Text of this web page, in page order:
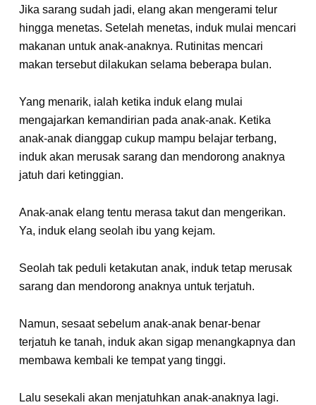
Jika sarang sudah jadi, elang akan mengerami telur
hingga menetas. Setelah menetas, induk mulai mencari
makanan untuk anak-anaknya. Rutinitas mencari
makan tersebut dilakukan selama beberapa bulan.
Yang menarik, ialah ketika induk elang mulai
mengajarkan kemandirian pada anak-anak. Ketika
anak-anak dianggap cukup mampu belajar terbang,
induk akan merusak sarang dan mendorong anaknya
jatuh dari ketinggian.
Anak-anak elang tentu merasa takut dan mengerikan.
Ya, induk elang seolah ibu yang kejam.
Seolah tak peduli ketakutan anak, induk tetap merusak
sarang dan mendorong anaknya untuk terjatuh.
Namun, sesaat sebelum anak-anak benar-benar
terjatuh ke tanah, induk akan sigap menangkapnya dan
membawa kembali ke tempat yang tinggi.
Lalu sesekali akan menjatuhkan anak-anaknya lagi.